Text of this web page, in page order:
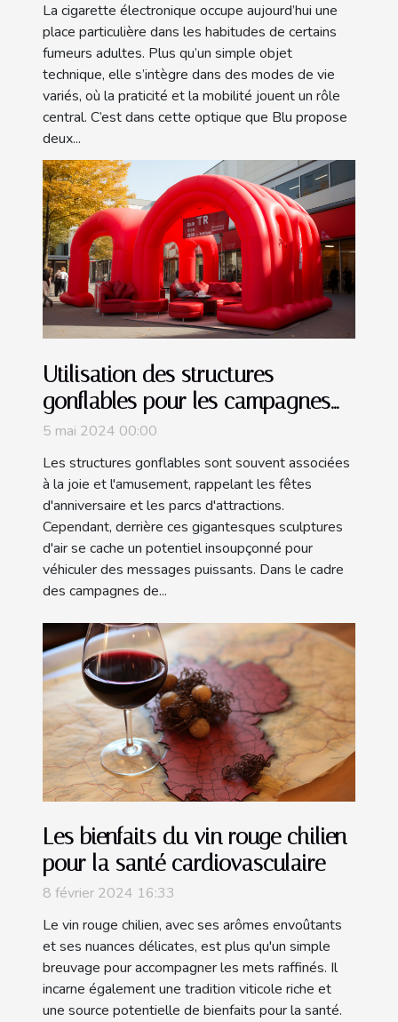
La cigarette électronique occupe aujourd’hui une
place particulière dans les habitudes de certains
fumeurs adultes. Plus qu’un simple objet
technique, elle s’intègre dans des modes de vie
variés, où la praticité et la mobilité jouent un rôle
central. C’est dans cette optique que Blu propose
deux...
Utilisation des structures
gonflables pour les campagnes
de sensibilisation sociale.
5 mai 2024 00:00
Les structures gonflables sont souvent associées
à la joie et l'amusement, rappelant les fêtes
d'anniversaire et les parcs d'attractions.
Cependant, derrière ces gigantesques sculptures
d'air se cache un potentiel insoupçonné pour
véhiculer des messages puissants. Dans le cadre
des campagnes de...
Les bienfaits du vin rouge chilien
pour la santé cardiovasculaire
8 février 2024 16:33
Le vin rouge chilien, avec ses arômes envoûtants
et ses nuances délicates, est plus qu'un simple
breuvage pour accompagner les mets raffinés. Il
incarne également une tradition viticole riche et
une source potentielle de bienfaits pour la santé.